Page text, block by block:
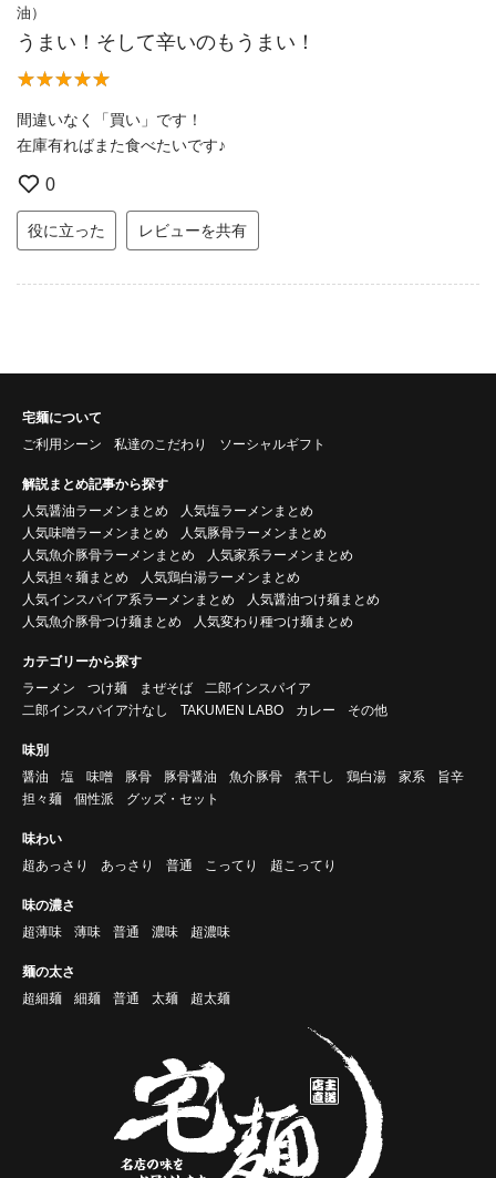
油）
うまい！そして辛いのもうまい！
間違いなく「買い」です！
在庫有ればまた食べたいです♪
0
役に立った レビューを共有
宅麺について
ご利用シーン
私達のこだわり ソーシャルギフト
解説まとめ記事から探す
人気醤油ラーメンまとめ
人気塩ラーメンまとめ
人気味噌ラーメンまとめ
人気豚骨ラーメンまとめ
人気魚介豚骨ラーメンまとめ
人気家系ラーメンまとめ
人気担々麺まとめ
人気鶏白湯ラーメンまとめ
人気インスパイア系ラーメンまとめ
人気醤油つけ麺まとめ
人気魚介豚骨つけ麺まとめ
人気変わり種つけ麺まとめ
カテゴリーから探す
ラーメン
つけ麺 まぜそば
二郎インスパイア
二郎インスパイア汁なし
TAKUMEN LABO カレー その他
味別
醤油
塩 味噌 豚骨 豚骨醤油 魚介豚骨 煮干し 鶏白湯 家系
旨辛
担々麺
個性派 グッズ・セット
味わい
超あっさり
あっさり 普通 こってり 超こってり
味の濃さ
超薄味
薄味 普通 濃味 超濃味
麺の太さ
超細麺
細麺 普通 太麺 超太麺